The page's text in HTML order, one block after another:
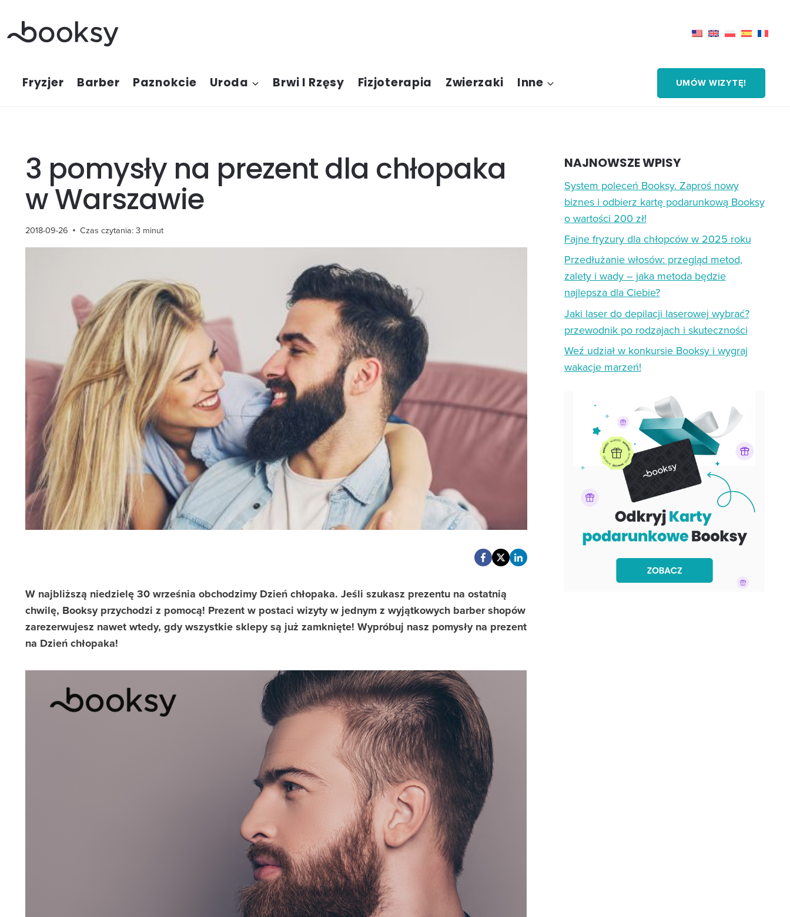
treści
Fryzjer Barber Paznokcie Uroda Brwi I Rzęsy Fizjoterapia Zwierzaki Inne UMÓW WIZYTĘ!
3 pomysły na prezent dla chłopaka
w Warszawie
2018-09-26 Czas czytania:3 minut
W najbliższą niedzielę 30 września obchodzimy Dzień chłopaka. Jeśli szukasz prezentu na ostatnią
chwilę, Booksy przychodzi z pomocą! Prezent w postaci wizyty w jednym z wyjątkowych barber shopów
zarezerwujesz nawet wtedy, gdy wszystkie sklepy są już zamknięte! Wypróbuj nasz pomysły na prezent
na Dzień chłopaka!
NAJNOWSZE WPISY
System poleceń Booksy. Zaproś nowy
biznes i odbierz kartę podarunkową Booksy
o wartości 200 zł!
Fajne fryzury dla chłopców w 2025 roku
Przedłużanie włosów: przegląd metod,
zalety i wady – jaka metoda będzie
najlepsza dla Ciebie?
Jaki laser do depilacji laserowej wybrać?
przewodnik po rodzajach i skuteczności
Weź udział w konkursie Booksy i wygraj
wakacje marzeń!